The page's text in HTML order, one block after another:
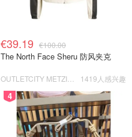
€39.19 €100.00
The North Face Sheru 防风夹克
1419人感兴趣
4